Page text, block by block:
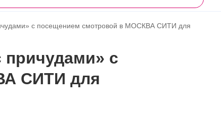
с посещением смотровой в МОСКВА СИТИ для
причудами» с
СИТИ для